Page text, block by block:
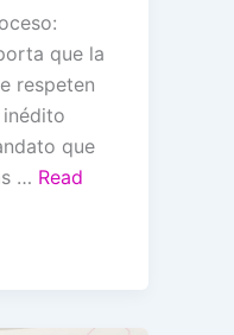
que la
respeten
que
… Read